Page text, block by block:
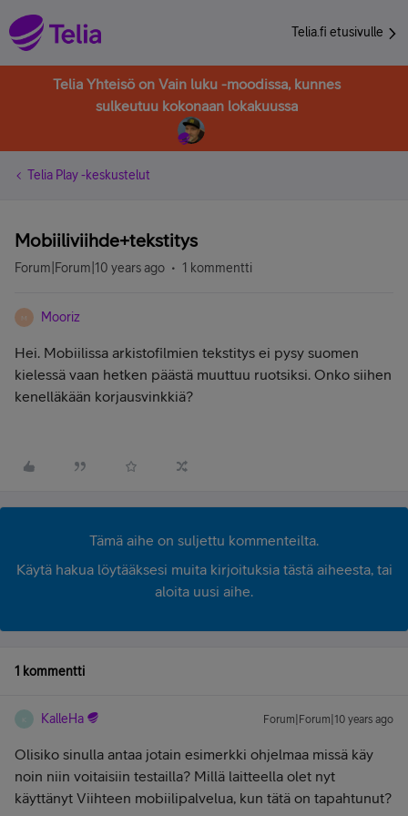
Telia.fi etusivulle
Telia Yhteisö on Vain luku -moodissa, kunnes
sulkeutuu kokonaan lokakuussa
Telia Play -keskustelut
Mobiiliviihde+tekstitys
Forum|Forum|10 years ago 1 kommentti
M Mooriz
Hei. Mobiilissa arkistofilmien tekstitys ei pysy suomen
kielessä vaan hetken päästä muuttuu ruotsiksi. Onko siihen
kenelläkään korjausvinkkiä?
Tämä aihe on suljettu kommenteilta.
Käytä hakua löytääksesi muita kirjoituksia tästä aiheesta, tai
aloita uusi aihe.
1 kommentti
K KalleHa Forum|Forum|10 years ago
Olisiko sinulla antaa jotain esimerkki ohjelmaa missä käy
noin niin voitaisiin testailla? Millä laitteella olet nyt
käyttänyt Viihteen mobiilipalvelua, kun tätä on tapahtunut?